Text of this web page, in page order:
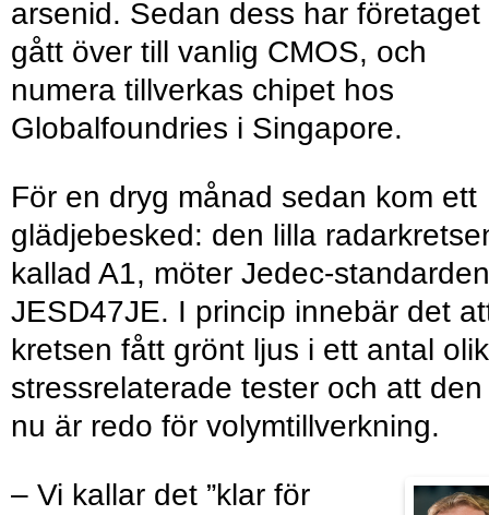
arsenid. Sedan dess har företaget
gått över till vanlig CMOS, och
numera tillverkas chipet hos
Globalfoundries i Singapore.
För en dryg månad sedan kom ett
glädjebesked: den lilla
kallad A1, möter Jedec-standarden
JESD47JE. I princip innebär det
kretsen fått grönt ljus i ett antal
stressrelaterade tester och att den
nu är redo för volymtillverkning.
– Vi kallar det ”klar för